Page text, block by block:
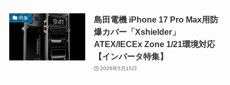
特集
島田電機 iPhone 17 Pro Max用防
爆カバー「Xshielder」
ATEX/IECEx Zone 1/21環境対応
【インバータ特集】
2026年5月15日